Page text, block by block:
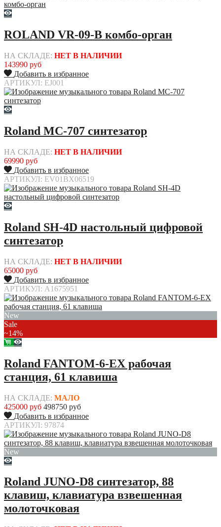
ROLAND VR-09-B комбо-орган
НА СКЛАДЕ: НЕТ В НАЛИЧИИ
143990 руб
Добавить в избранное
АРТИКУЛ: EJ001
Roland MC-707 синтезатор
НА СКЛАДЕ: НЕТ В НАЛИЧИИ
69990 руб
Добавить в избранное
АРТИКУЛ: EV01BX06519
Roland SH-4D настольный цифровой
синтезатор
НА СКЛАДЕ: НЕТ В НАЛИЧИИ
65000 руб
Добавить в избранное
АРТИКУЛ: A1675951
New
Sale
~14%
Roland FANTOM-6-EX рабочая
станция, 61 клавиша
НА СКЛАДЕ: МАЛО
425000 руб 498750 руб
Добавить в избранное
АРТИКУЛ: 97874
New
Roland JUNO-D8 синтезатор, 88
клавиш, клавиатура взвешенная
молоточковая